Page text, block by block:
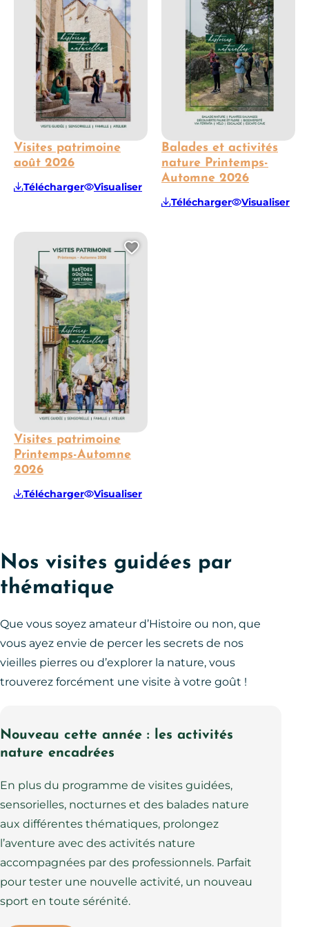
Visites patrimoine
août 2026
Télécharger Visualiser
Balades et activités
nature Printemps-
Automne 2026
Télécharger Visualiser
Visites patrimoine
Printemps-Automne
2026
Télécharger Visualiser
Ajouter cette page au
Nos visites guidées par
thématique
Que vous soyez amateur d’Histoire ou non, que
vous ayez envie de percer les secrets de nos
vieilles pierres ou d’explorer la nature, vous
trouverez forcément une visite à votre goût !
Nouveau cette année : les activités
nature encadrées
En plus du programme de visites guidées,
sensorielles, nocturnes et des balades nature
aux différentes thématiques, prolongez
l’aventure avec des activités nature
accompagnées par des professionnels. Parfait
pour tester une nouvelle activité, un nouveau
sport en toute sérénité.